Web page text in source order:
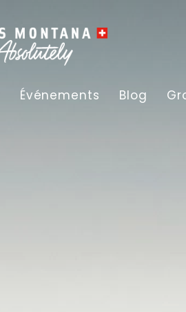
Événements Blog